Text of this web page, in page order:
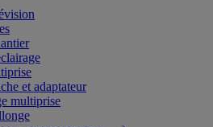
et adaptateur
multiprise